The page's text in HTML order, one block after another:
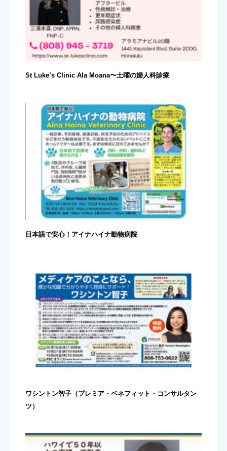
St Luke’s Clinic Ala Moana〜土曜の婦人科診療
日本語で安心！アイナハイナ動物病院
ワシントン智子（プレミア・ベネフィット・コンサルタン
ツ）